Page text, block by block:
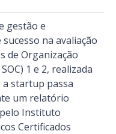
gestão e
sucesso na avaliação
de Organização
1 e 2, realizada
startup passa
um relatório
Instituto
Certificados